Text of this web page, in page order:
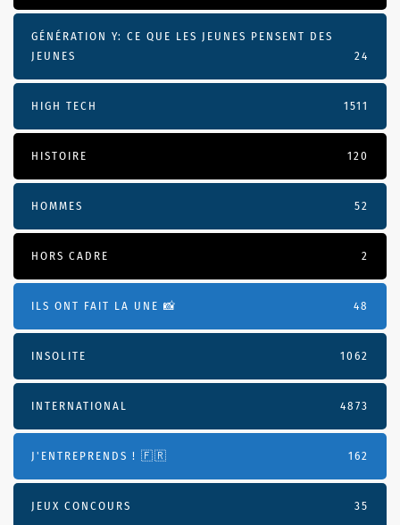
GÉNÉRATION Y: CE QUE LES JEUNES PENSENT DES
JEUNES
24
HIGH TECH 1511
HISTOIRE 120
HOMMES 52
HORS CADRE 2
ILS ONT FAIT LA UNE 📸 48
INSOLITE 1062
INTERNATIONAL 4873
J'ENTREPRENDS ! 🇫🇷 162
JEUX CONCOURS 35